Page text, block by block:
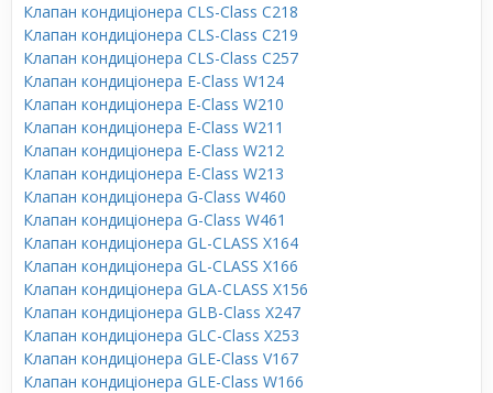
Клапан кондиціонера CLS-Class C218
Клапан кондиціонера CLS-Class C219
Клапан кондиціонера CLS-Class C257
Клапан кондиціонера E-Class W124
Клапан кондиціонера E-Class W210
Клапан кондиціонера E-Class W211
Клапан кондиціонера E-Class W212
Клапан кондиціонера E-Class W213
Клапан кондиціонера G-Class W460
Клапан кондиціонера G-Class W461
Клапан кондиціонера GL-CLASS X164
Клапан кондиціонера GL-CLASS X166
Клапан кондиціонера GLA-CLASS X156
Клапан кондиціонера GLB-Class X247
Клапан кондиціонера GLC-Class X253
Клапан кондиціонера GLE-Class V167
Клапан кондиціонера GLE-Class W166